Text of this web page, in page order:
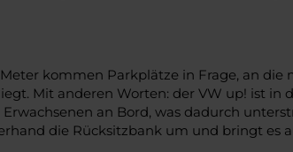
kommen Parkplätze in Frage, an
Mit anderen Worten: der VW up! ist
an Bord, was dadurch
die Rücksitzbank um und bringt es